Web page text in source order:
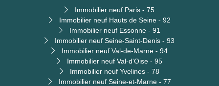
Immobilier neuf Paris - 75
Immobilier neuf Hauts de Seine - 92
Immobilier neuf Essonne - 91
Immobilier neuf Seine-Saint-Denis - 93
Immobilier neuf Val-de-Marne - 94
Immobilier neuf Val-d'Oise - 95
Immobilier neuf Yvelines - 78
Immobilier neuf Seine-et-Marne - 77